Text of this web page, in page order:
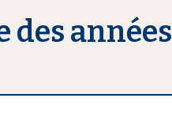
des